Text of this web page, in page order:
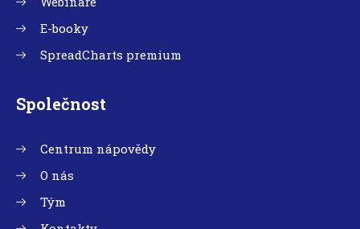
E-booky
SpreadCharts premium
Společnost
Centrum nápovědy
O nás
Tým